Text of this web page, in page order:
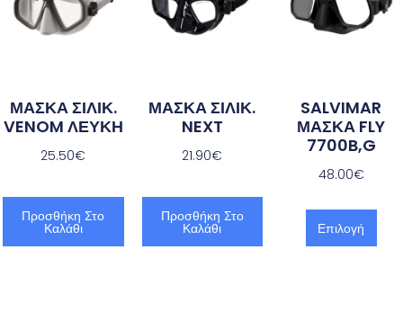
ΜΑΣΚΑ ΣΙΛΙΚ.
VENOM ΛΕΥΚΗ
25.50€
Προσθήκη Στο
Καλάθι
ΜΑΣΚΑ ΣΙΛΙΚ.
NEXT
21.90€
Προσθήκη Στο
Καλάθι
SALVIMAR
ΜΑΣΚΑ FLY
7700B,G
48.00€
Επιλογή